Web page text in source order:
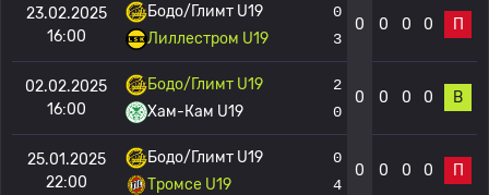
23.02.2025
16:00
Бодо/Глимт U19
Лиллестром U19
0
3
0 0 0 0 П
02.02.2025
16:00
Бодо/Глимт U19
Хам-Кам U19
2
0
0 0 0 0 В
25.01.2025
22:00
Бодо/Глимт U19
Тромсе U19
0
4
0 0 0 0 П